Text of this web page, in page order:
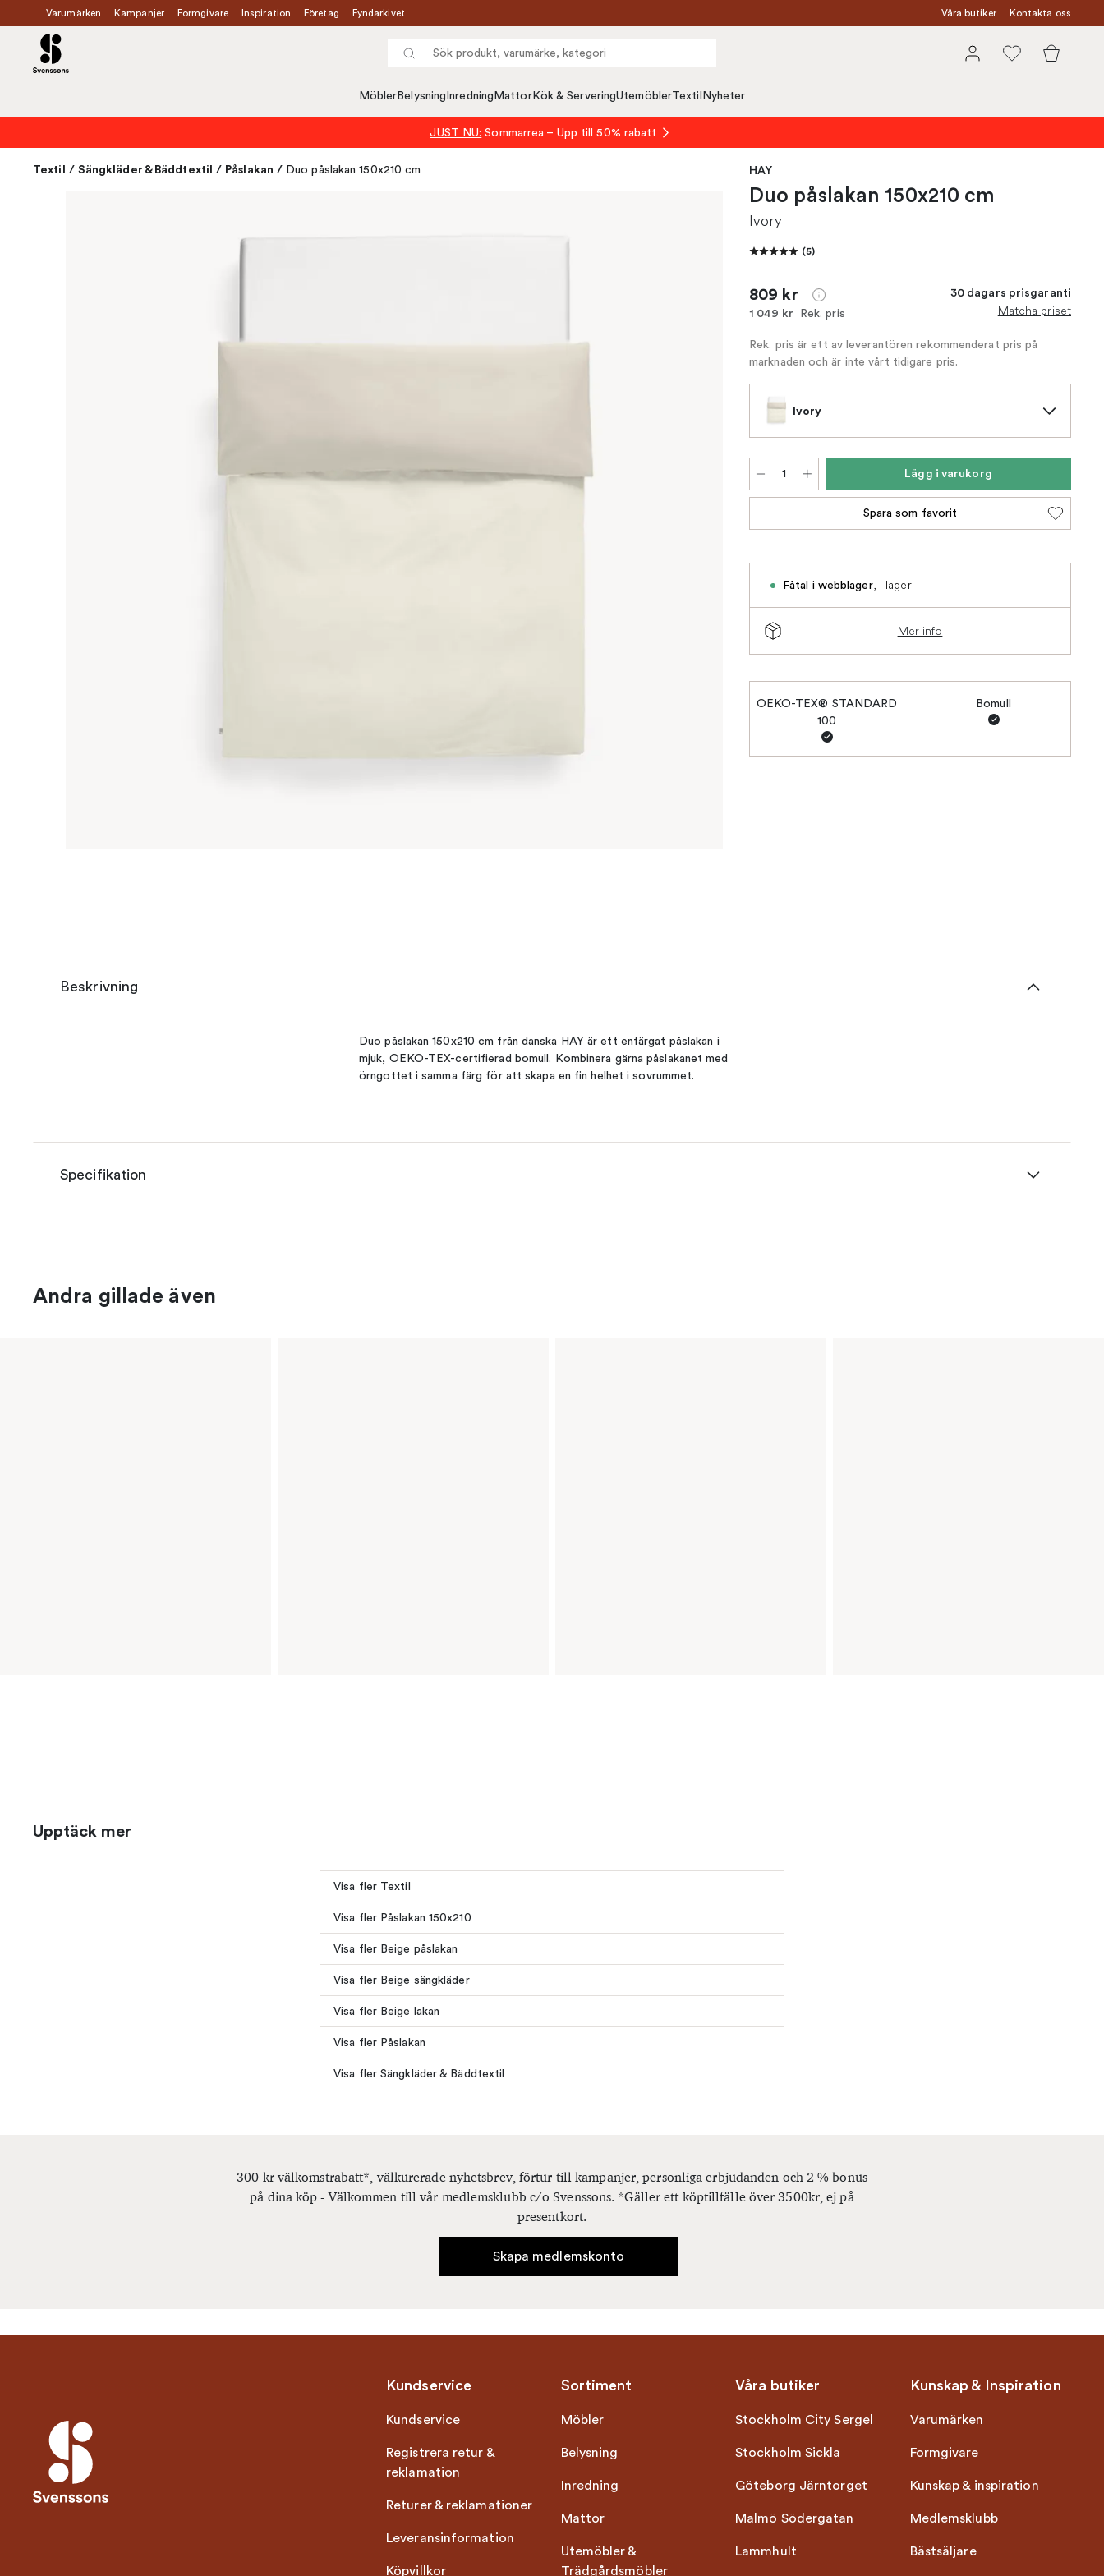
Varumärken Kampanjer Formgivare Inspiration Företag Fyndarkivet Våra butiker Kontakta oss
Möbler Belysning Inredning MattorKök & ServeringUtemöblerTextil Nyheter
JUST NU: Sommarrea – Upp till 50% rabatt
Textil / Sängkläder & Bäddtextil / Påslakan / Duo påslakan 150x210 cm HAY
Duo påslakan 150x210 cm
Ivory
(5)
809 kr
1 049 kr Rek. pris
30 dagars prisgaranti
Matcha priset
Rek. pris är ett av leverantören rekommenderat pris på
marknaden och är inte vårt tidigare pris.
Ivory
Lägg i varukorg
Spara som favorit
Fåtal i webblager, I lager
Mer info
OEKO-TEX® STANDARD
100
Bomull
Beskrivning
Duo påslakan 150x210 cm från danska HAY är ett enfärgat påslakan i
mjuk, OEKO-TEX-certifierad bomull. Kombinera gärna påslakanet med
örngottet i samma färg för att skapa en fin helhet i sovrummet.
Specifikation
Andra gillade även
Upptäck mer
Visa fler Textil
Visa fler Påslakan 150x210
Visa fler Beige påslakan
Visa fler Beige sängkläder
Visa fler Beige lakan
Visa fler Påslakan
Visa fler Sängkläder & Bäddtextil
300 kr välkomstrabatt*, välkurerade nyhetsbrev, förtur till kampanjer, personliga erbjudanden och 2 % bonus
på dina köp - Välkommen till vår medlemsklubb c/o Svenssons. *Gäller ett köptillfälle över 3500kr, ej på
presentkort.
Skapa medlemskonto
Kundservice
Kundservice
Registrera retur &
reklamation
Returer & reklamationer
Leveransinformation
Köpvillkor
Sortiment
Möbler
Belysning
Inredning
Mattor
Utemöbler &
Trädgårdsmöbler
Våra butiker
Stockholm City Sergel
Stockholm Sickla
Göteborg Järntorget
Malmö Södergatan
Lammhult
Kunskap & Inspiration
Varumärken
Formgivare
Kunskap & inspiration
Medlemsklubb
Bästsäljare